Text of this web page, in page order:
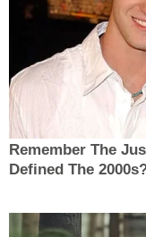
Remember The
Defined The